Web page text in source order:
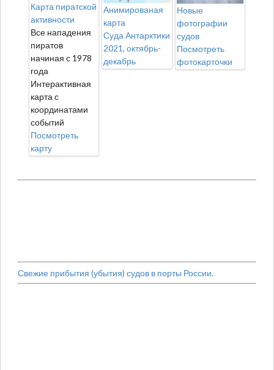
Карта пиратской
активности
Все нападения
пиратов
начиная с 1978
года
Интерактивная
карта с
координатами
событий
Посмотреть
карту
Анимированая
карта
Суда Антарктики
2021, октябрь-
декабрь
Новые
фотографии
судов
Посмотреть
фотокарточки
Свежие прибытия (убытия) судов в порты России.